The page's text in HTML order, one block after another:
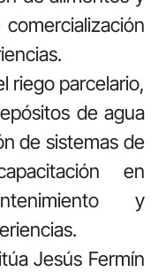
riego parcelario,
de agua
de sistemas de
en
y
Jesús Fermín